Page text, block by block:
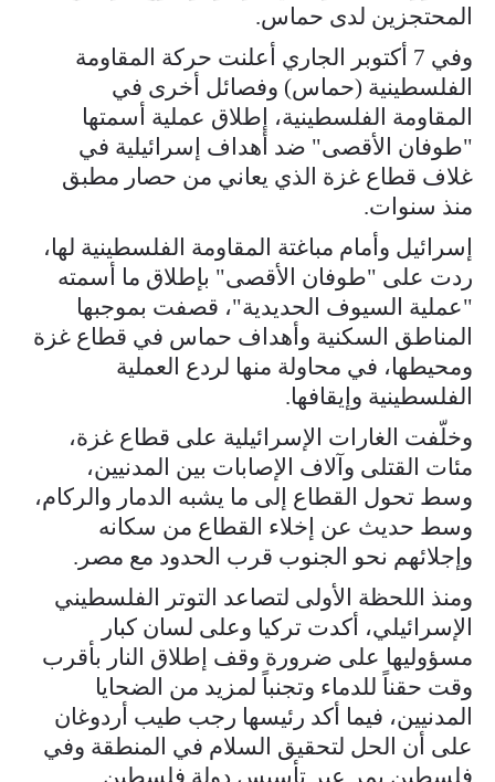
المحتجزين لدى حماس.
وفي 7 أكتوبر الجاري أعلنت حركة المقاومة
الفلسطينية (حماس) وفصائل أخرى في
المقاومة الفلسطينية، إطلاق عملية أسمتها
"طوفان الأقصى" ضد أهداف إسرائيلية في
غلاف قطاع غزة الذي يعاني من حصار مطبق
منذ سنوات.
إسرائيل وأمام مباغتة المقاومة الفلسطينية لها،
ردت على "طوفان الأقصى" بإطلاق ما أسمته
"عملية السيوف الحديدية"، قصفت بموجبها
المناطق السكنية وأهداف حماس في قطاع غزة
ومحيطها، في محاولة منها لردع العملية
الفلسطينية وإيقافها.
وخلّفت الغارات الإسرائيلية على قطاع غزة،
مئات القتلى وآلاف الإصابات بين المدنيين،
وسط تحول القطاع إلى ما يشبه الدمار والركام،
وسط حديث عن إخلاء القطاع من سكانه
وإجلائهم نحو الجنوب قرب الحدود مع مصر.
ومنذ اللحظة الأولى لتصاعد التوتر الفلسطيني
الإسرائيلي، أكدت تركيا وعلى لسان كبار
مسؤوليها على ضرورة وقف إطلاق النار بأقرب
وقت حقناً للدماء وتجنباً لمزيد من الضحايا
المدنيين، فيما أكد رئيسها رجب طيب أردوغان
على أن الحل لتحقيق السلام في المنطقة وفي
فلسطين يمر عبر تأسيس دولة فلسطين